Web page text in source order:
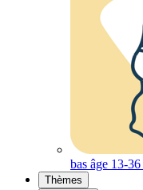
bas âge 13-
Thèmes